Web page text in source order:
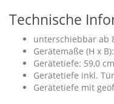
Technische
unterschiebbar ab
Gerätemaße (H x
Gerätetiefe: 59,0 cm
Gerätetiefe inkl.
Gerätetiefe mit